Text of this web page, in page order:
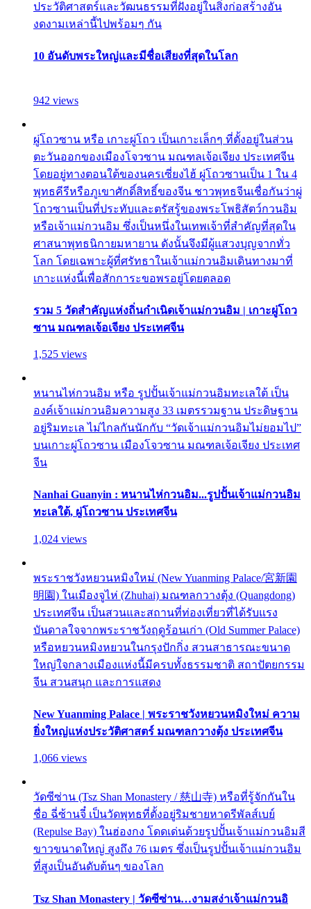
ประวัติศาสตร์และวัฒนธรรมที่ฝังอยู่ในสิ่งก่อสร้างอัน
งดงามเหล่านี้ไปพร้อมๆ กัน
10 อันดับพระใหญ่และมีชื่อเสียงที่สุดในโลก
942 views
ผู่โถวซาน หรือ เกาะผู่โถว เป็นเกาะเล็กๆ ที่ตั้งอยู่ในส่วน
ตะวันออกของเมืองโจวซาน มณฑลเจ้อเจียง ประเทศจีน
โดยอยู่ทางตอนใต้ของนครเซี่ยงไฮ้ ผู่โถวซานเป็น 1 ใน 4
พุทธคีรีหรือภูเขาศักดิ์สิทธิ์ของจีน ชาวพุทธจีนเชื่อกันว่าผู่
โถวซานเป็นที่ประทับและตรัสรู้ของพระโพธิสัตว์กวนอิม
หรือเจ้าแม่กวนอิม ซึ่งเป็นหนึ่งในเทพเจ้าที่สำคัญที่สุดใน
ศาสนาพุทธนิกายมหายาน ดังนั้นจึงมีผู้แสวงบุญจากทั่ว
โลก โดยเฉพาะผู้ที่ศรัทธาในเจ้าแม่กวนอิมเดินทางมาที่
เกาะแห่งนี้เพื่อสักการะขอพรอยู่โดยตลอด
รวม 5 วัดสำคัญแห่งถิ่นกำเนิดเจ้าแม่กวนอิม | เกาะผู่โถว
ซาน มณฑลเจ้อเจียง ประเทศจีน
1,525 views
หนานไห่กวนอิม หรือ รูปปั้นเจ้าแม่กวนอิมทะเลใต้ เป็น
องค์เจ้าแม่กวนอิมความสูง 33 เมตรรวมฐาน ประดิษฐาน
อยู่ริมทะเล ไม่ไกลกันนักกับ “วัดเจ้าแม่กวนอิมไม่ยอมไป”
บนเกาะผู่โถวซาน เมืองโจวซาน มณฑลเจ้อเจียง ประเทศ
จีน
Nanhai Guanyin : หนานไห่กวนอิม...รูปปั้นเจ้าแม่กวนอิม
ทะเลใต้, ผู่โถวซาน ประเทศจีน
1,024 views
พระราชวังหยวนหมิงใหม่ (New Yuanming Palace/宮新園
明園) ในเมืองจูไห่ (Zhuhai) มณฑลกวางตุ้ง (Quangdong)
ประเทศจีน เป็นสวนและสถานที่ท่องเที่ยวที่ได้รับแรง
บันดาลใจจากพระราชวังฤดูร้อนเก่า (Old Summer Palace)
หรือหยวนหมิงหยวนในกรุงปักกิ่ง สวนสาธารณะขนาด
ใหญ่ใจกลางเมืองแห่งนี้มีครบทั้งธรรมชาติ สถาปัตยกรรม
จีน สวนสนุก และการแสดง
New Yuanming Palace | พระราชวังหยวนหมิงใหม่ ความ
ยิ่งใหญ่แห่งประวัติศาสตร์ มณฑลกวางตุ้ง ประเทศจีน
1,066 views
วัดซีซ่าน (Tsz Shan Monastery / 慈山寺) หรือที่รู้จักกันใน
ชื่อ ฉี่ซ้านจี๋ เป็นวัดพุทธที่ตั้งอยู่ริมชายหาดรีพัลส์เบย์
(Repulse Bay) ในฮ่องกง โดดเด่นด้วยรูปปั้นเจ้าแม่กวนอิมสี
ขาวขนาดใหญ่ สูงถึง 76 เมตร ซึ่งเป็นรูปปั้นเจ้าแม่กวนอิม
ที่สูงเป็นอันดับต้นๆ ของโลก
Tsz Shan Monastery | วัดซีซ่าน…งามสง่าเจ้าแม่กวนอิ